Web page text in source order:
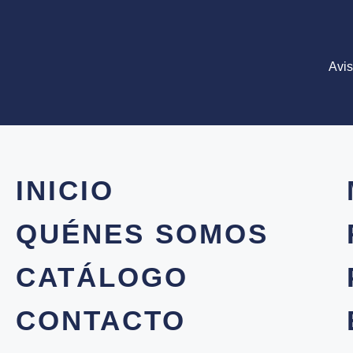
INICIO
QUÉNES SOMOS
CATÁLOGO
CONTACTO